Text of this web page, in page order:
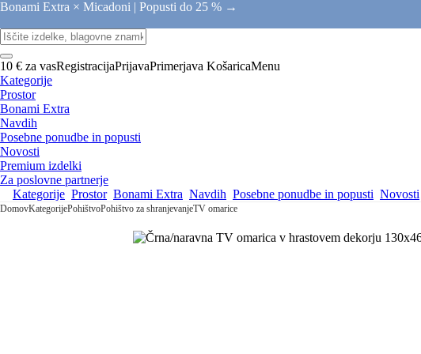
Bonami Extra × Micadoni | Popusti do 25 % →
10 € za vasRegistracijaPrijavaPrimerjava KošaricaMenu
Kategorije
Prostor
Bonami Extra
Navdih
Posebne ponudbe in popusti
Novosti
Premium izdelki
Za poslovne partnerje
Kategorije Prostor Bonami Extra Navdih Posebne ponudbe in popusti Novosti
DomovKategorijePohištvoPohištvo za shranjevanjeTV omarice